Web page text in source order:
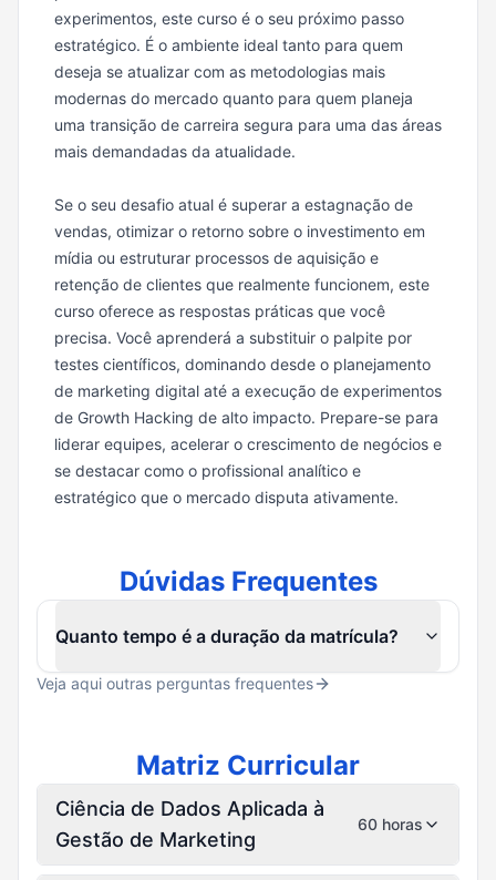
experimentos, este curso é o seu próximo passo
estratégico. É o ambiente ideal tanto para quem
deseja se atualizar com as metodologias mais
modernas do mercado quanto para quem planeja
uma transição de carreira segura para uma das áreas
mais demandadas da atualidade.
Se o seu desafio atual é superar a estagnação de
vendas, otimizar o retorno sobre o investimento em
mídia ou estruturar processos de aquisição e
retenção de clientes que realmente funcionem, este
curso oferece as respostas práticas que você
precisa. Você aprenderá a substituir o palpite por
testes científicos, dominando desde o planejamento
de marketing digital até a execução de experimentos
de Growth Hacking de alto impacto. Prepare-se para
liderar equipes, acelerar o crescimento de negócios e
se destacar como o profissional analítico e
estratégico que o mercado disputa ativamente.
Dúvidas Frequentes
Quanto tempo é a duração da matrícula?
Veja aqui outras perguntas frequentes
Matriz Curricular
Ciência de Dados Aplicada à
Gestão de Marketing
60 horas